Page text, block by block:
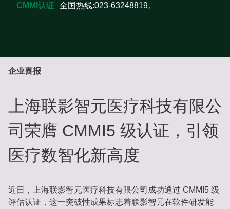
CMMI认证 全国热线:023-63248819。
企业喜报
上海联影智元医疗科技有限公
司荣膺 CMMI5 级认证，引领
医疗数智化新高度
近日，上海联影智元医疗科技有限公司成功通过 CMMI5 级
评估认证，这一突破性成果标志着联影智元在软件研发能